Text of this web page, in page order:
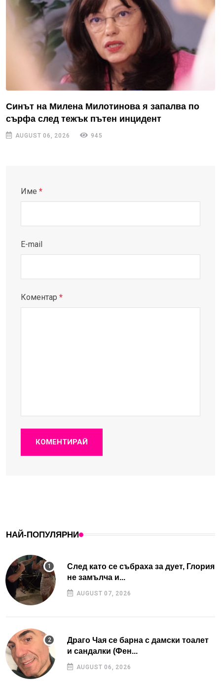
Синът на Милена Милотинова я запалва по
сърфа след тежък пътен инцидент
AUGUST 06, 2026 945
Име *
E-mail
Коментар *
КОМЕНТИРАЙ
НАЙ-ПОПУЛЯРНИ
След като се събраха за дует, Глория
не замълча и...
AUGUST 07, 2026
Драго Чая се барна с дамски тоалет
и сандалки (Фен...
AUGUST 06, 2026